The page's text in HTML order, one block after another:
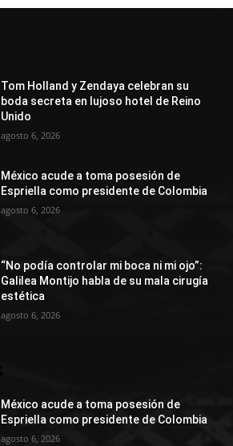
Tom Holland y Zendaya celebran su
boda secreta en lujoso hotel de Reino
Unido
agosto 6, 2026
México acude a toma posesión de
Espriella como presidente de Colombia
agosto 6, 2026
“No podía controlar mi boca ni mi ojo”:
Galilea Montijo habla de su mala cirugía
estética
agosto 6, 2026
México acude a toma posesión de
Espriella como presidente de Colombia
agosto 6, 2026